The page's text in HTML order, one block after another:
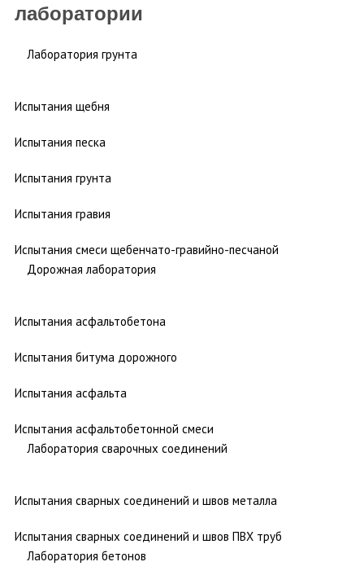
лаборатории
Лаборатория грунта
Испытания щебня
Испытания песка
Испытания грунта
Испытания гравия
Испытания смеси щебенчато-гравийно-песчаной
Дорожная лаборатория
Испытания асфальтобетона
Испытания битума дорожного
Испытания асфальта
Испытания асфальтобетонной смеси
Лаборатория сварочных соединений
Испытания сварных соединений и швов металла
Испытания сварных соединений и швов ПВХ труб
Лаборатория бетонов